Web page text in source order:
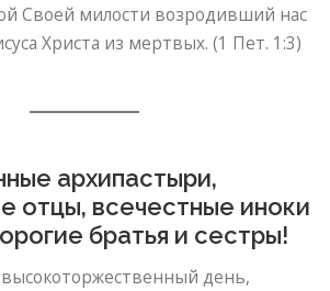
Своей милости возродивший нас
Христа из мертвых. (1 Пет. 1:3)
архипастыри,
отцы, всечестные иноки
братья и сестры!
день,